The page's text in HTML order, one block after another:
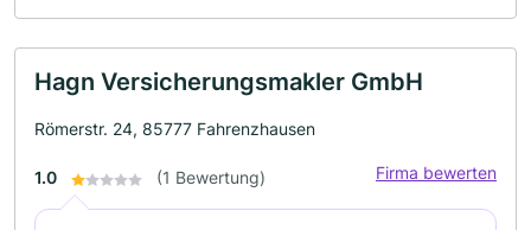
Hagn Versicherungsmakler GmbH
Römerstr. 24, 85777 Fahrenzhausen
1.0 (1 Bewertung) Firma bewerten